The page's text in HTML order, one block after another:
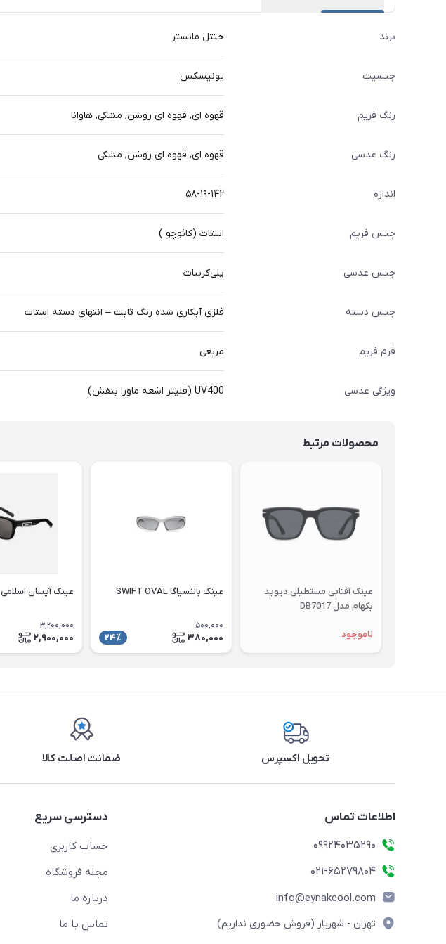
برند جنتل مانستر
جنسیت یونیسکس
رنگ فریم قهوه ای, قهوه ای روشن, مشکی, هاوانا
رنگ عدسی قهوه ای, قهوه ای روشن, مشکی
اندازه ۵۸-۱۹-۱۴۲
جنس فریم استات (کائوچو )
جنس عدسی پلی‌کربنات
جنس دسته فلزی آبکاری شده رنگ ثابت – انتهای دسته استات
فرم فریم مربعی
ویژگی عدسی UV400 (فلیتر اشعه ماورا بنفش)
محصولات مرتبط
عینک آفتابی مستطیلی دیوید
بکهام مدل DB7017
ناموجود
عینک بالنسیاگا SWIFT OVAL
500,000
380,000 24٪
عینک آیسان اسلامی
3,200,000
2,900,000
تحویل اکسپرس ضمانت اصالت کالا
اطلاعات تماس
09924035290
021-65279804
info@eynakcool.com
تهران - شهریار (فروش حضوری نداریم)
دسترسی سریع
حساب کاربری
مجله فروشگاه
درباره ما
تماس با ما